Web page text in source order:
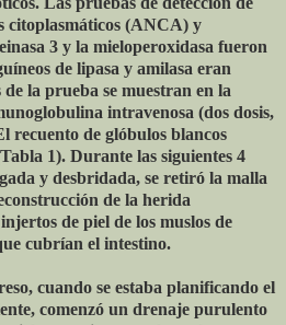
citoplasmáticos (ANCA) y
3 y la mieloperoxidasa fueron
de lipasa y amilasa eran
la prueba se muestran en la
intravenosa (dos dosis,
recuento de glóbulos blancos
1). Durante las siguientes 4
y desbridada, se retiró la malla
de la herida
de piel de los muslos de
cubrían el intestino.
cuando se estaba planificando el
comenzó un drenaje purulento